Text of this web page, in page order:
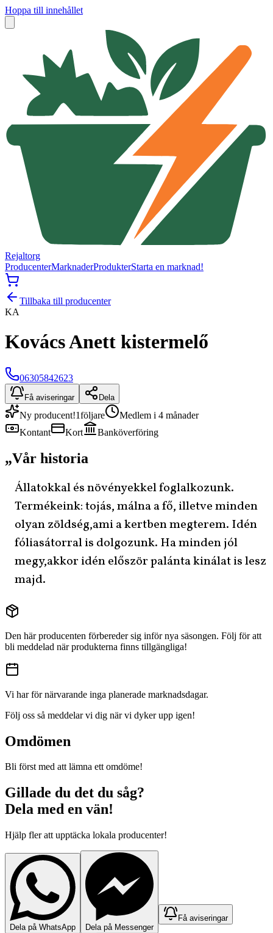
Hoppa till innehållet
Rejaltorg
ProducenterMarknaderProdukterStarta en marknad!
Tillbaka till producenter
KA
Kovács Anett kistermelő
06305842623
Få aviseringar Dela
Ny producent!1följare
Medlem i 4 månader
Kontant
Kort Banköverföring
„Vår historia
Állatokkal és növényekkel foglalkozunk.
Termékeink: tojás, málna a fő, illetve minden
olyan zöldség,ami a kertben megterem. Idén
fóliasátorral is dolgozunk. Ha minden jól
megy,akkor idén először palánta kinálat is lesz
majd.
Den här producenten förbereder sig inför nya säsongen. Följ för att
bli meddelad när produkterna finns tillgängliga!
Vi har för närvarande inga planerade marknadsdagar.
Följ oss så meddelar vi dig när vi dyker upp igen!
Omdömen
Bli först med att lämna ett omdöme!
Gillade du det du såg?
Dela med en vän!
Hjälp fler att upptäcka lokala producenter!
Dela på WhatsApp Dela på Messenger
Få aviseringar